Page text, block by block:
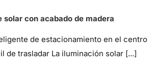
de estacionamiento en el centro
de trasladar La iluminación solar [...]